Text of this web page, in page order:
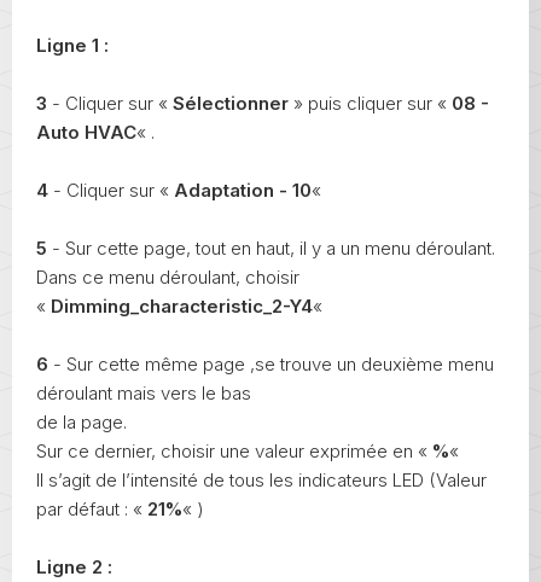
Ligne 1 :
3 - Cliquer sur « Sélectionner » puis cliquer sur « 08 -
Auto HVAC« .
4 - Cliquer sur « Adaptation - 10«
5 - Sur cette page, tout en haut, il y a un menu déroulant.
Dans ce menu déroulant, choisir
« Dimming_characteristic_2-Y4«
6 - Sur cette même page ,se trouve un deuxième menu
déroulant mais vers le bas
de la page.
Sur ce dernier, choisir une valeur exprimée en « %«
Il s’agit de l’intensité de tous les indicateurs LED (Valeur
par défaut : « 21%« )
Ligne 2 :